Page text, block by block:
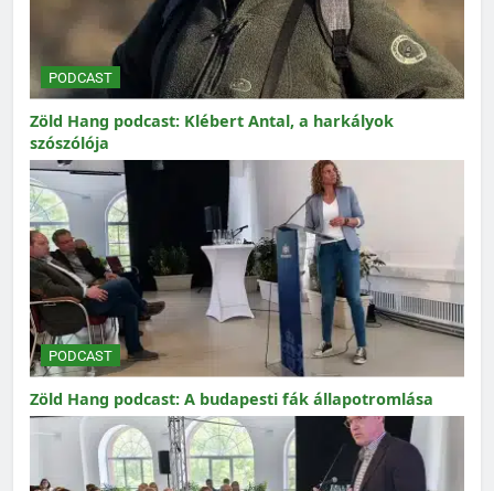
PODCAST
Zöld Hang podcast: Klébert Antal, a harkályok
szószólója
PODCAST
Zöld Hang podcast: A budapesti fák állapotromlása